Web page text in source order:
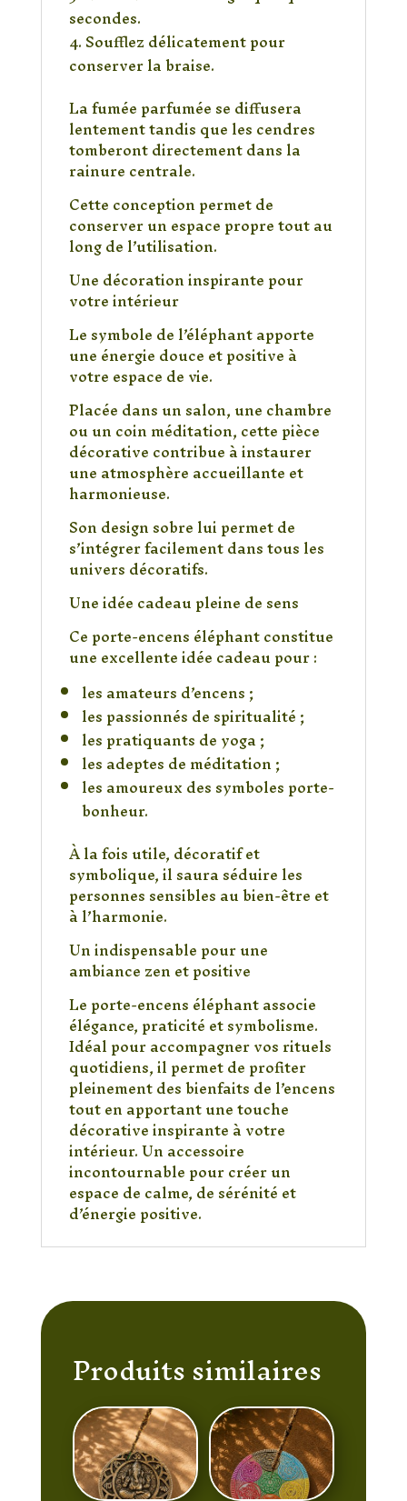
secondes.
Soufflez délicatement pour
conserver la braise.
La fumée parfumée se diffusera
lentement tandis que les cendres
tomberont directement dans la
rainure centrale.
Cette conception permet de
conserver un espace propre tout au
long de l’utilisation.
Une décoration inspirante pour
votre intérieur
Le symbole de l’éléphant apporte
une énergie douce et positive à
votre espace de vie.
Placée dans un salon, une chambre
ou un coin méditation, cette pièce
décorative contribue à instaurer
une atmosphère accueillante et
harmonieuse.
Son design sobre lui permet de
s’intégrer facilement dans tous les
univers décoratifs.
Une idée cadeau pleine de sens
Ce porte-encens éléphant constitue
une excellente idée cadeau pour :
les amateurs d’encens ;
les passionnés de spiritualité ;
les pratiquants de yoga ;
les adeptes de méditation ;
les amoureux des symboles porte-
bonheur.
À la fois utile, décoratif et
symbolique, il saura séduire les
personnes sensibles au bien-être et
à l’harmonie.
Un indispensable pour une
ambiance zen et positive
Le porte-encens éléphant associe
élégance, praticité et symbolisme.
Idéal pour accompagner vos rituels
quotidiens, il permet de profiter
pleinement des bienfaits de l’encens
tout en apportant une touche
décorative inspirante à votre
intérieur. Un accessoire
incontournable pour créer un
espace de calme, de sérénité et
d’énergie positive.
Produits similaires